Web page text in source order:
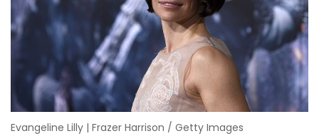
Evangeline Lilly | Frazer Harrison / Getty Images